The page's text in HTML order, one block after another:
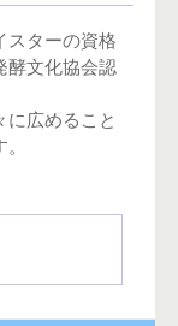
スターの資格
酵文化協会認
に広めること